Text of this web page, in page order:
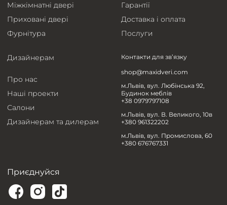
Міжкімнатні двері
Приховані двері
Фурнітура
Гарантії
Доставка і оплата
Послуги
Дизайнерам
Про нас
Наші проекти
Салони
Дизайнерам та дилерам
Контакти для зв’язку
shop@maxidveri.com
м.Львів, вул. Любінська 92,
Будинок меблів
+38 0979797108
м.Львів, вул. В. Великого, 10в
+380 961322202
м.Львів, вул. Промислова, 60
+380 676767331
Приєднуйся